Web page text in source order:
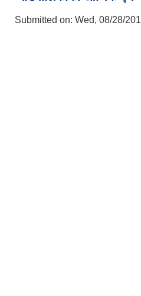
Submitted on: Wed, 08/28/